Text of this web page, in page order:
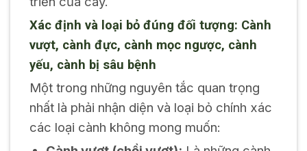
Xác định và loại bỏ đúng đối tượng: Cành
vượt, cành đực, cành mọc ngược, cành
yếu, cành bị sâu bệnh
Một trong những nguyên tắc quan trọng
nhất là phải nhận diện và loại bỏ chính xác
các loại cành không mong muốn: